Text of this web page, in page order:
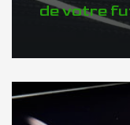
de votre